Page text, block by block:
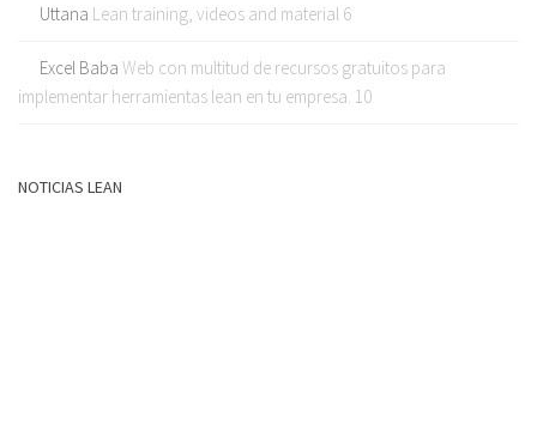
Uttana Lean training, videos and material 6
Excel Baba Web con multitud de recursos gratuitos para
implementar herramientas lean en tu empresa. 10
NOTICIAS LEAN